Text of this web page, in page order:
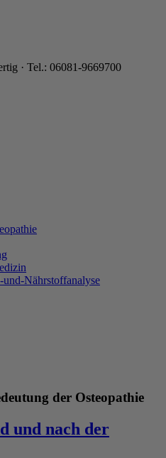
· Tel.: 06081-9669700
und-Nährstoffanalyse
der Osteopathie
und nach der